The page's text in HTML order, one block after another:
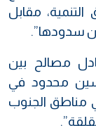
مقابل
من سدودها”.
مصالح بين
محدود في
مناطق الجنوب